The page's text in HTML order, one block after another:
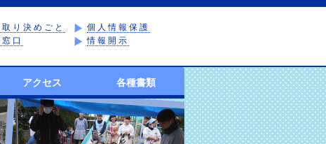
り決めごと
個人情報保護
口 情報開示
アクセス 各種書類